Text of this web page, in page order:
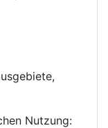
Nutzung: